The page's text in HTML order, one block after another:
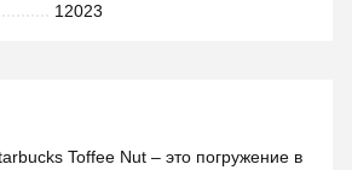
12023
Toffee Nut – это погружение в